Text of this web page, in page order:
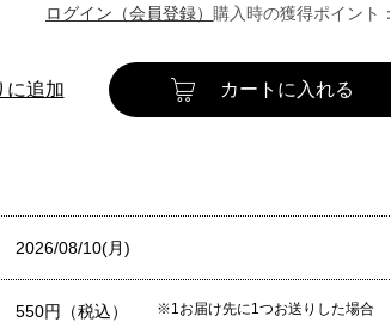
ログイン（会員登録） 購入時の獲得ポイント：
に追加 カートに入れる
2026/08/10(月)
550円（税込） ※1お届け先に1つお送りした場合